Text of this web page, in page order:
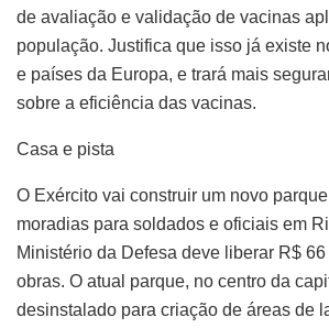
de avaliação e validação de vacinas
população. Justifica que isso já existe
e países da Europa, e trará mais
sobre a eficiência das vacinas.
Casa e pista
O Exército vai construir um novo
moradias para soldados e oficiais em
Ministério da Defesa deve liberar R$
obras. O atual parque, no centro da
desinstalado para criação de áreas de